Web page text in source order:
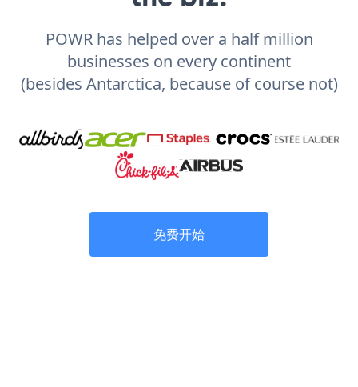
POWR has helped over a half million
businesses on every continent
(besides Antarctica, because of course not)
免费开始